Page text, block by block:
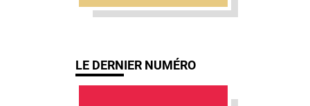
LE DERNIER NUMÉRO